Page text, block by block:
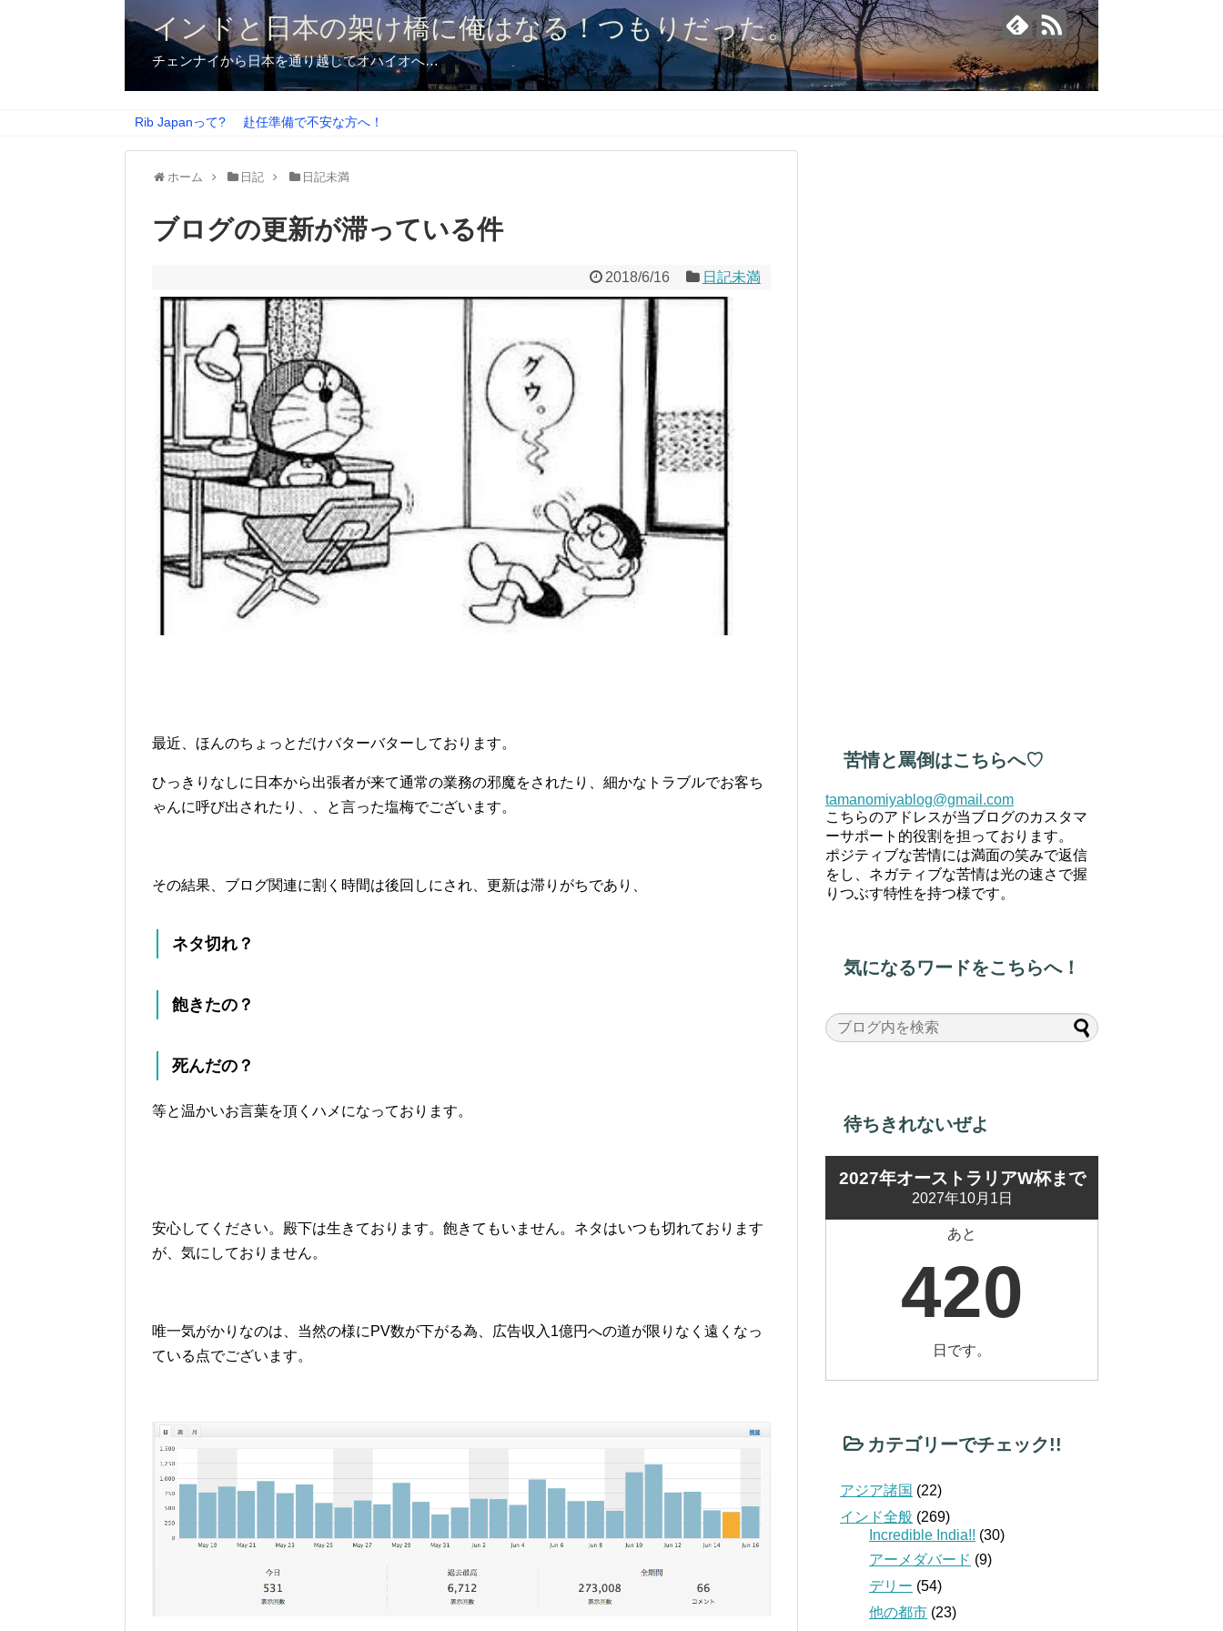
インドと日本の架け橋に俺はなる！つもりだった。
チェンナイから日本を通り越してオハイオへ…
Rib Japanって? 赴任準備で不安な方へ！
ホーム 日記 日記未満
ブログの更新が滞っている件
2018/6/16 日記未満
最近、ほんのちょっとだけバターバターしております。
ひっきりなしに日本から出張者が来て通常の業務の邪魔をされたり、細かなトラブルでお客ち
ゃんに呼び出されたり、、と言った塩梅でございます。
その結果、ブログ関連に割く時間は後回しにされ、更新は滞りがちであり、
ネタ切れ？
飽きたの？
死んだの？
等と温かいお言葉を頂くハメになっております。
安心してください。殿下は生きております。飽きてもいません。ネタはいつも切れております
が、気にしておりません。
唯一気がかりなのは、当然の様にPV数が下がる為、広告収入1億円への道が限りなく遠くなっ
ている点でございます。
苦情と罵倒はこちらへ♡
tamanomiyablog@gmail.com
こちらのアドレスが当ブログのカスタマ
ーサポート的役割を担っております。
ポジティブな苦情には満面の笑みで返信
をし、ネガティブな苦情は光の速さで握
りつぶす特性を持つ様です。
気になるワードをこちらへ！
待ちきれないぜよ
2027年オーストラリアW杯まで
2027年10月1日
あと
420
日です。
カテゴリーでチェック!!
アジア諸国 (22)
インド全般 (269)
Incredible India!! (30)
アーメダバード (9)
デリー (54)
他の都市 (23)